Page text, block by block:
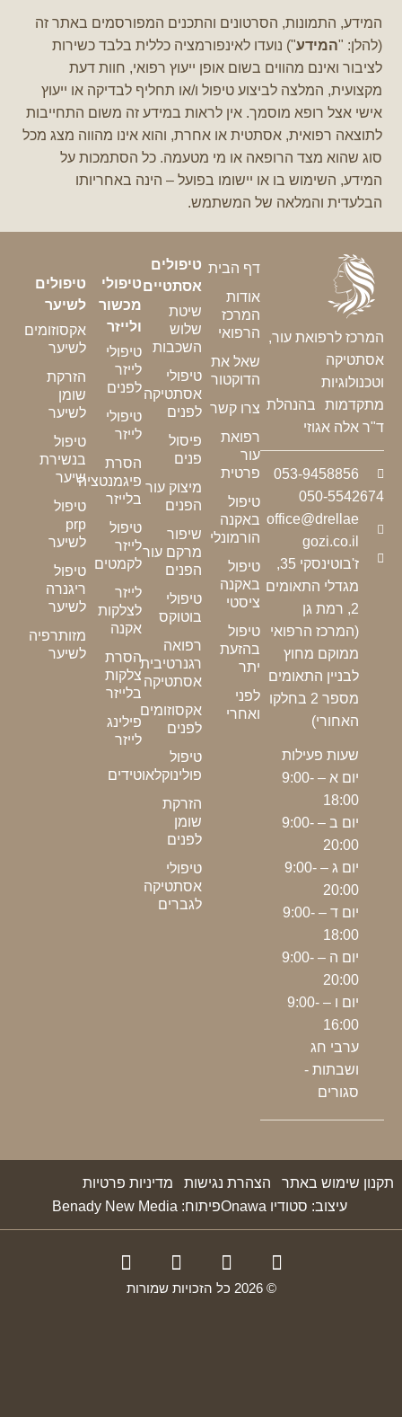
המידע, התמונות, הסרטונים והתכנים המפורסמים באתר זה
(להלן: "המידע") נועדו לאינפורמציה כללית בלבד כשירות
לציבור ואינם מהווים בשום אופן ייעוץ רפואי, חוות דעת
מקצועית, המלצה לביצוע טיפול ו/או תחליף לבדיקה או ייעוץ
אישי אצל רופא מוסמך. אין לראות במידע זה משום התחייבות
לתוצאה רפואית, אסתטית או אחרת, והוא אינו מהווה מצג מכל
סוג שהוא מצד הרופאה או מי מטעמה.כל הסתמכות על
המידע, השימוש בו או יישומו בפועל – הינה באחריותו
הבלעדית והמלאה של המשתמש.
המרכז לרפואת עור,
אסתטיקה
וטכנולוגיות
מתקדמות בהנהלת
ד"ר אלה אגוזי
053-9458856
050-5542674
office@drellae
gozi.co.il
ז'בוטינסקי 35,
מגדלי התאומים
2, רמת גן
(המרכז הרפואי
ממוקם מחוץ
לבניין התאומים
מספר 2 בחלקו
האחורי)
שעות פעילות
יום א – 9:00-
18:00
יום ב – 9:00-
20:00
יום ג – 9:00-
20:00
יום ד – 9:00-
18:00
יום ה – 9:00-
20:00
יום ו – 9:00-
16:00
ערבי חג
ושבתות -
סגורים
דף הבית
אודות
המרכז
הרפואי
שאל את
הדוקטור
צרו קשר
רפואת
עור
פרטית
טיפול
באקנה
הורמונלי
טיפול
באקנה
ציסטי
טיפול
בהזעת
יתר
לפני
ואחרי
טיפולים
אסתטיים
שיטת
שלוש
השכבות
טיפולי
אסתטיקה
לפנים
פיסול
פנים
מיצוק עור
הפנים
שיפור
מרקם עור
הפנים
טיפולי
בוטוקס
רפואה
רגנרטיבית
אסתטיקה
אקסוזומים
לפנים
טיפול
פולינוקלאוטידים
הזרקת
שומן
לפנים
טיפולי
אסתטיקה
לגברים
טיפולי
מכשור
ולייזר
טיפולי
לייזר
לפנים
טיפולי
לייזר
הסרת
פיגמנטציה
בלייזר
טיפול
לייזר
לקמטים
לייזר
לצלקות
אקנה
הסרת
צלקות
בלייזר
פילינג
לייזר
טיפולים
לשיער
אקסוזומים
לשיער
הזרקת
שומן
לשיער
טיפול
בנשירת
שיער
טיפול
prp
לשיער
טיפול
ריגנרה
לשיער
מזותרפיה
לשיער
תקנון שימוש באתר הצהרת נגישות
מדיניות פרטיות
עיצוב: סטודיו Onawa
פיתוח: Benady New Media
© 2026 כל הזכויות שמורות